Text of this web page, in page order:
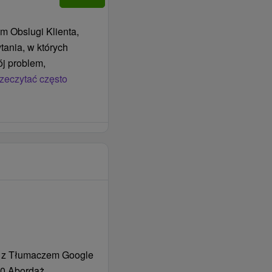
poniżej 18 roku
% opłaty za
który
miejskiego,
pobierana jest
lub do parkingu
Obslugi Klienta,
w których
problem,
często
Tłumaczem Google